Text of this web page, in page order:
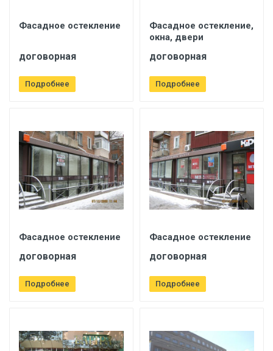
Фасадное остекление
договорная
Подробнее
Фасадное остекление,
окна, двери
договорная
Подробнее
Фасадное остекление
договорная
Подробнее
Фасадное остекление
договорная
Подробнее